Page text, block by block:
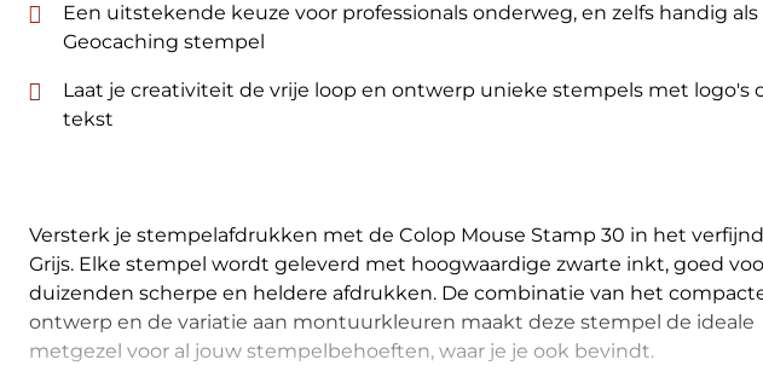
Een uitstekende keuze voor professionals onderweg, en zelfs handig als
Geocaching stempel
Laat je creativiteit de vrije loop en ontwerp unieke stempels met logo's
tekst
Versterk je stempelafdrukken met de Colop Mouse Stamp 30 in het
Grijs. Elke stempel wordt geleverd met hoogwaardige zwarte inkt, goed
duizenden scherpe en heldere afdrukken. De combinatie van het
ontwerp en de variatie aan montuurkleuren maakt deze stempel de ideale
metgezel voor al jouw stempelbehoeften, waar je je ook bevindt.